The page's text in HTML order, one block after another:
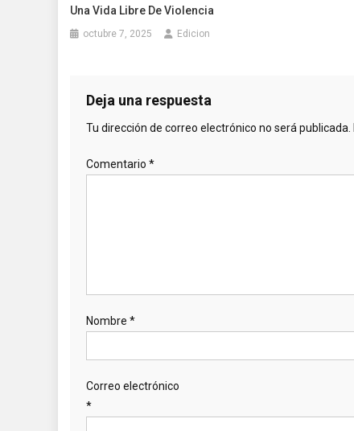
Una Vida Libre De Violencia
octubre 7, 2025 Edicion
Deja una respuesta
Tu dirección de correo electrónico no será publicada.
Comentario *
Nombre *
Correo electrónico
*